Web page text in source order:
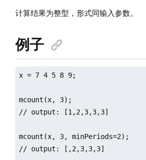
计算结果为整型，形式同输入参数。
例子
x = 7 4 5 8 9;
mcount(x, 3);
// output: [1,2,3,3,3]
mcount(x, 3, minPeriods=2);
// output: [,2,3,3,3]